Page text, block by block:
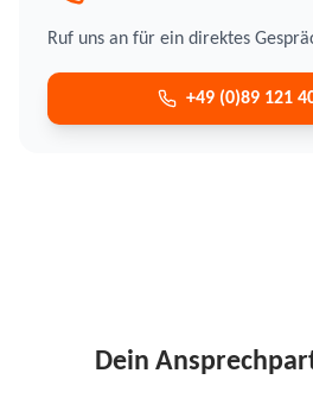
Ruf uns an für ein direktes
+49 (0)89 121
Dein